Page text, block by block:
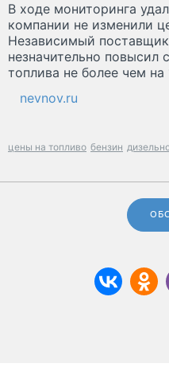
В ходе мониторинга
компании не изменили
Независимый
незначительно повысил
топлива не более чем на
nevnov.ru
цены на топливо бензин